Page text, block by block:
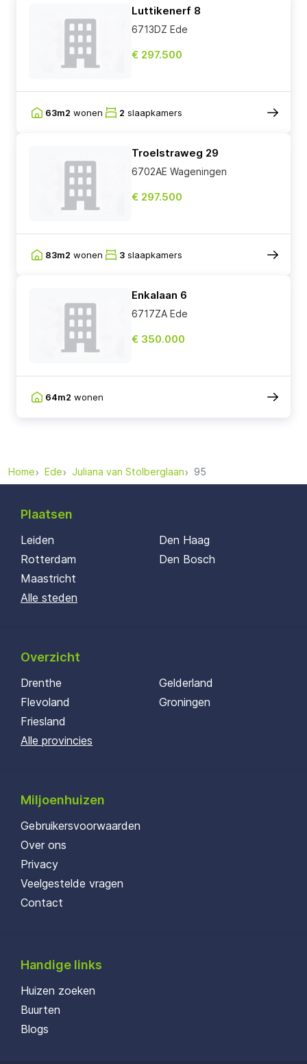
Luttikenerf 8
6713DZ Ede
€ 297.500
63m2 wonen 2 slaapkamers
Troelstraweg 29
6702AE Wageningen
€ 297.500
83m2 wonen 3 slaapkamers
Enkalaan 6
6717ZA Ede
€ 350.000
64m2 wonen
Home Ede Juliana van Stolberglaan 95
Plaatsen
Leiden
Rotterdam
Maastricht
Den Haag
Den Bosch
Alle steden
Overzicht
Drenthe
Flevoland
Friesland
Gelderland
Groningen
Alle provincies
Miljoenhuizen
Gebruikersvoorwaarden
Over ons
Privacy
Veelgestelde vragen
Contact
Handige links
Huizen zoeken
Buurten
Blogs